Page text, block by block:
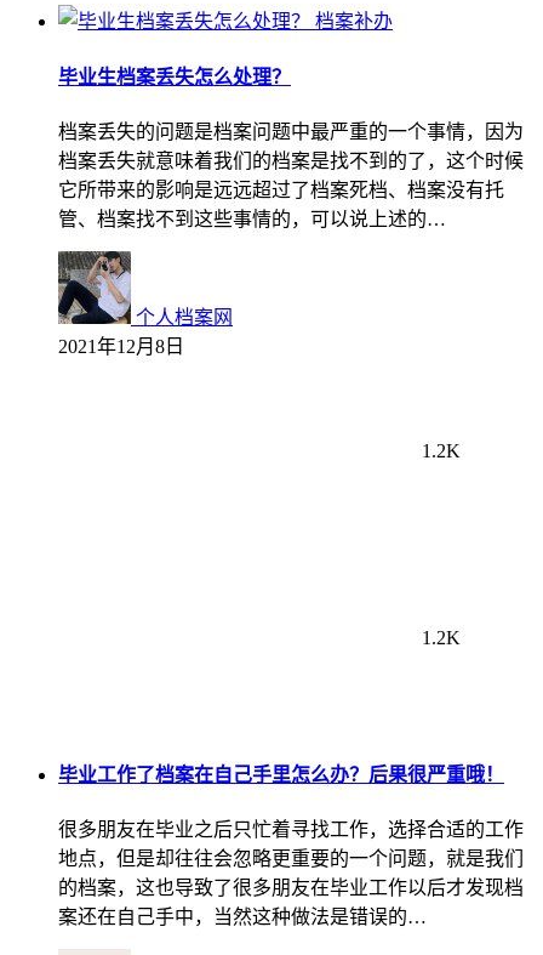
档案补办
毕业生档案丢失怎么处理？
档案丢失的问题是档案问题中最严重的一个事情，因为
档案丢失就意味着我们的档案是找不到的了，这个时候
它所带来的影响是远远超过了档案死档、档案没有托
管、档案找不到这些事情的，可以说上述的…
个人档案网
2021年12月8日
1.2K
1.2K
毕业工作了档案在自己手里怎么办？后果很严重哦！
很多朋友在毕业之后只忙着寻找工作，选择合适的工作
地点，但是却往往会忽略更重要的一个问题，就是我们
的档案，这也导致了很多朋友在毕业工作以后才发现档
案还在自己手中，当然这种做法是错误的…